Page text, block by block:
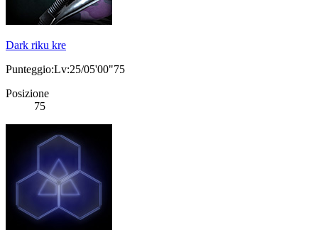
Dark riku kre
Punteggio:Lv:25/05'00"75
Posizione
75